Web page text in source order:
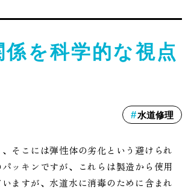
を科学的な視点
水道修理
そこには弾性体の劣化という避けられ
ッキンですが、これらは製造から使用
ますが、水道水に消毒のために含まれ